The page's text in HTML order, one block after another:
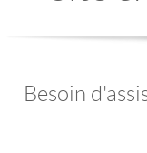
Besoin